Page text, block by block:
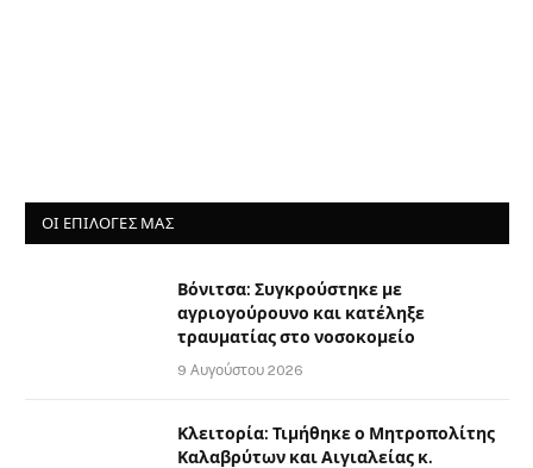
ΟΙ ΕΠΙΛΟΓΈΣ ΜΑΣ
Βόνιτσα: Συγκρούστηκε με
αγριογούρουνο και κατέληξε
τραυματίας στο νοσοκομείο
9 Αυγούστου 2026
Κλειτορία: Τιμήθηκε ο Μητροπολίτης
Καλαβρύτων και Αιγιαλείας κ.